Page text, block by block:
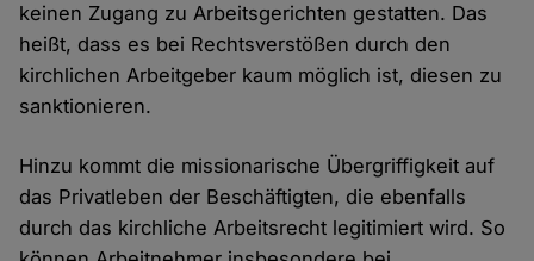
keinen Zugang zu Arbeitsgerichten gestatten. Das
heißt, dass es bei Rechtsverstößen durch den
kirchlichen Arbeitgeber kaum möglich ist, diesen zu
sanktionieren.
Hinzu kommt die missionarische Übergriffigkeit auf
das Privatleben der Beschäftigten, die ebenfalls
durch das kirchliche Arbeitsrecht legitimiert wird. So